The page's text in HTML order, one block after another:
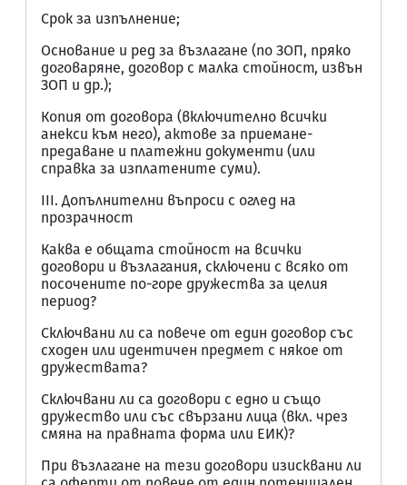
Срок за изпълнение;
Основание и ред за възлагане (по ЗОП, пряко
договаряне, договор с малка стойност, извън
ЗОП и др.);
Копия от договора (включително всички
анекси към него), актове за приемане-
предаване и платежни документи (или
справка за изплатените суми).
III. Допълнителни въпроси с оглед на
прозрачност
Каква е общата стойност на всички
договори и възлагания, сключени с всяко от
посочените по-горе дружества за целия
период?
Сключвани ли са повече от един договор със
сходен или идентичен предмет с някое от
дружествата?
Сключвани ли са договори с едно и също
дружество или със свързани лица (вкл. чрез
смяна на правната форма или ЕИК)?
При възлагане на тези договори изисквани ли